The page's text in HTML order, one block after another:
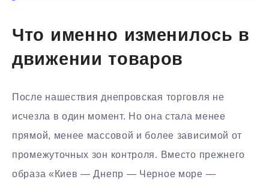
Что именно изменилось в
движении товаров
После нашествия днепровская торговля не
исчезла в один момент. Но она стала менее
прямой, менее массовой и более зависимой от
промежуточных зон контроля. Вместо прежнего
образа «Киев — Днепр — Черное море —